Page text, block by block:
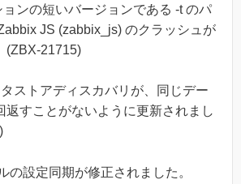
ョンの短いバージョンである -t のパ
JS (zabbix_js) のクラッシュが
(ZBX-21715)
ストアディスカバリが、同じデー
返すことがないように更新されまし
の設定同期が修正されました。